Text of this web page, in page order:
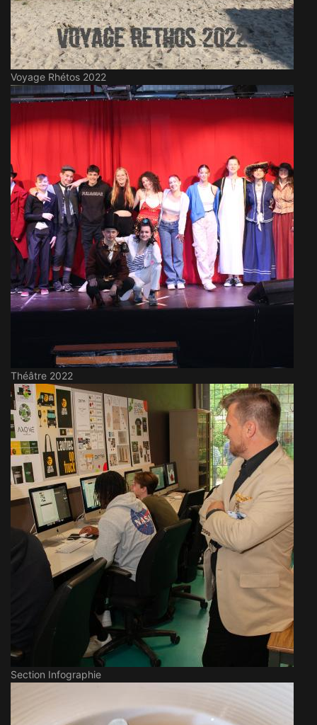
Voyage Rhétos 2022
Théâtre 2022
Section Infographie